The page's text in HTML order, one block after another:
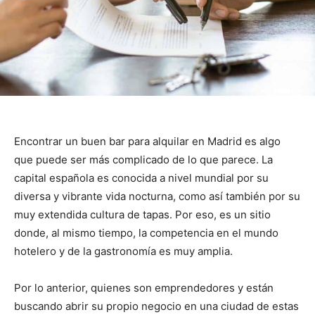
Encontrar un buen bar para alquilar en Madrid es algo
que puede ser más complicado de lo que parece. La
capital española es conocida a nivel mundial por su
diversa y vibrante vida nocturna, como así también por su
muy extendida cultura de tapas. Por eso, es un sitio
donde, al mismo tiempo, la competencia en el mundo
hotelero y de la gastronomía es muy amplia.
Por lo anterior, quienes son emprendedores y están
buscando abrir su propio negocio en una ciudad de estas